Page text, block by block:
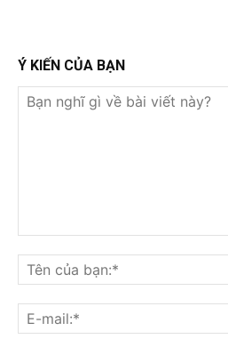
Ý KIẾN CỦA BẠN
nghĩ
gì
về
bài
viết